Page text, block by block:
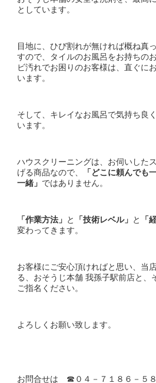
としています。
目地に、ひび割れが無ければ概ね真
すので、タイルのお風呂をお持ちの
ビ汚れでお困りのお客様は、直ぐに
います。
そして、キレイなお風呂で気持ち良
います。
ハウスクリーニングは、お伺いした
げる商品なので、
「どこに頼んでも
一緒」 ではありません。
「作業方法」 と 「技術レベル」 と 「
変わってきます。
お客様にご安心頂ければと思い、当
る、おそうじ本舗 我孫子駅前店と、
ご指名ください。
よろしくお願い致します。
お問合せは ☎０４－７１８６－５